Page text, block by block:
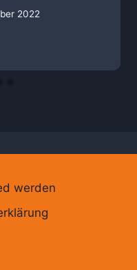
2022
werden